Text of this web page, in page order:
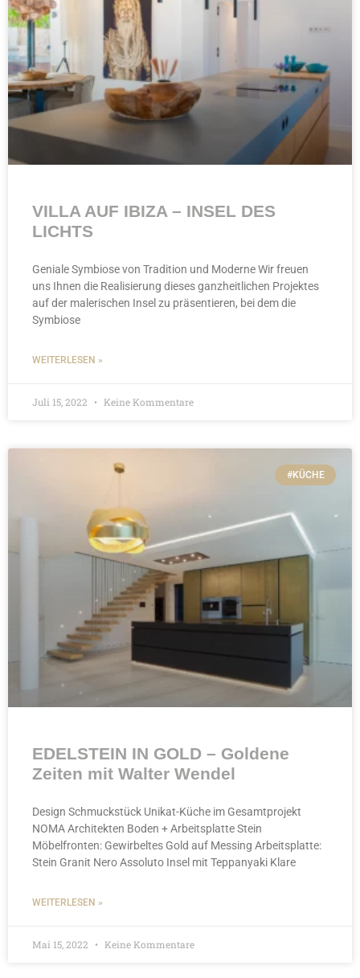
VILLA AUF IBIZA – INSEL DES
LICHTS
Geniale Symbiose von Tradition und Moderne Wir freuen
uns Ihnen die Realisierung dieses ganzheitlichen Projektes
auf der malerischen Insel zu präsentieren, bei dem die
Symbiose
WEITERLESEN »
Juli 15, 2022 Keine Kommentare
#KÜCHE
EDELSTEIN IN GOLD – Goldene
Zeiten mit Walter Wendel
Design Schmuckstück Unikat-Küche im Gesamtprojekt
NOMA Architekten Boden + Arbeitsplatte Stein
Möbelfronten: Gewirbeltes Gold auf Messing Arbeitsplatte:
Stein Granit Nero Assoluto Insel mit Teppanyaki Klare
WEITERLESEN »
Mai 15, 2022 Keine Kommentare